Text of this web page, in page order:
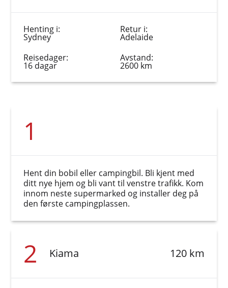
Henting i:
Sydney
Retur i:
Adelaide
Reisedager:
16 dagar
Avstand:
2600 km
1
Hent din bobil eller campingbil. Bli kjent med
ditt nye hjem og bli vant til venstre trafikk. Kom
innom neste supermarked og installer deg på
den første campingplassen.
2 Kiama 120 km